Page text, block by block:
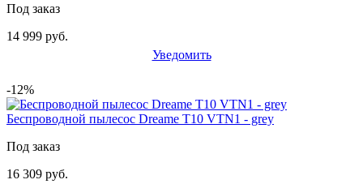
Под заказ
14 999 руб.
Уведомить
-12%
Беспроводной пылесос Dreame T10 VTN1 - grey
Под заказ
16 309 руб.